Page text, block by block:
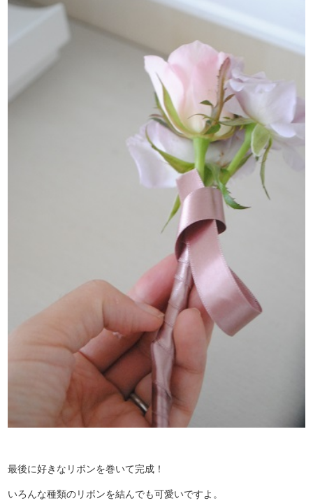
最後に好きなリボンを巻いて完成！
いろんな種類のリボンを結んでも可愛いですよ。